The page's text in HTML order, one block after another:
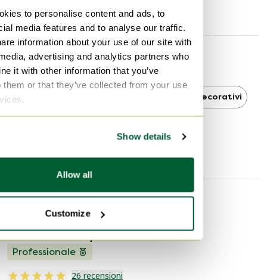
to personalise content and ads, to
media features and to analyse our traffic.
information about your use of our site with
advertising and analytics partners who
it with other information that you’ve
them or that they’ve collected from your use
Show details
Allow all
Customize
Profondità
12 cm
Scoprire di più
Bay Keramik Oggetti decorativi
Informazioni sul venditore
Professionale
26 recensioni